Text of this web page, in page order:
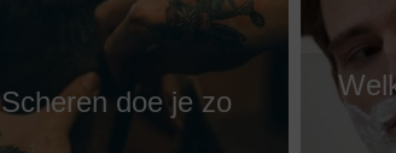
Scheren doe je zo